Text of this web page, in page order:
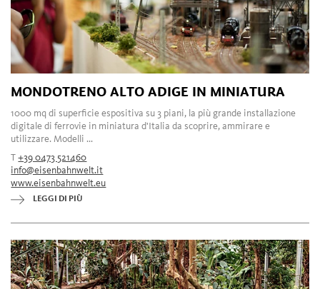
MONDOTRENO ALTO ADIGE IN MINIATURA
1000 mq di superficie espositiva su 3 piani, la più grande installazione
digitale di ferrovie in miniatura d'Italia da scoprire, ammirare e
utilizzare. Modelli ...
T+39 0473 521460
info@eisenbahnwelt.it
www.eisenbahnwelt.eu
LEGGI DI PIÙ